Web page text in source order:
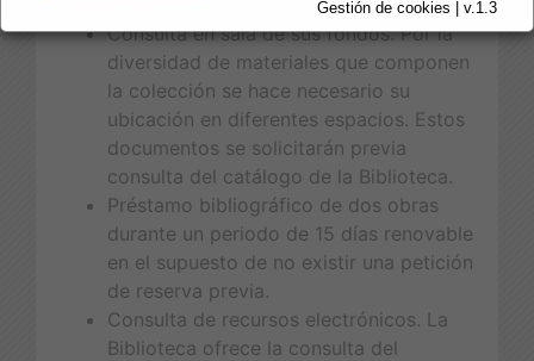
Gestión de cookies | v.1.3
Consulta en sala de sus fondos. Por la
diversidad de materiales que componen
la colección se hace necesario su
ubicación en diferentes espacios. Estos
documentos se solicitarán previa
consulta del catálogo de la Biblioteca.
Préstamo bibliográfico de dos obras
durante un periodo de 15 días renovable
en el supuesto de no existir una petición
de reserva previa.
Consulta de recursos electrónicos. La
Biblioteca ofrece la consulta del